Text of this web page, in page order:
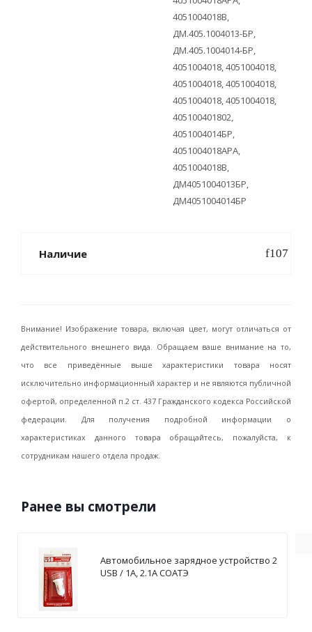
4051004018B,
ДМ.405.1004013-БР,
ДМ.405.1004014-БР,
4051004018, 4051004018,
4051004018, 4051004018,
4051004018, 4051004018,
405100401802,
4051004014БР,
4051004018APA,
4051004018B,
ДМ4051004013БР,
ДМ4051004014БР
Наличие
Внимание! Изображение товара, включая цвет, могут отличаться от
действительного внешнего вида. Обращаем ваше внимание на то,
что все приведённые выше характеристики товара носят
исключительно информационный характер и не являются публичной
офертой, определенной п.2 ст. 437 Гражданского кодекса Российской
федерации. Для получения подробной информации о
характеристиках данного товара обращайтесь, пожалуйста, к
сотрудникам нашего отдела продаж.
Ранее вы смотрели
Автомобильное зарядное устройство 2
USB / 1А, 2.1А СОАТЭ